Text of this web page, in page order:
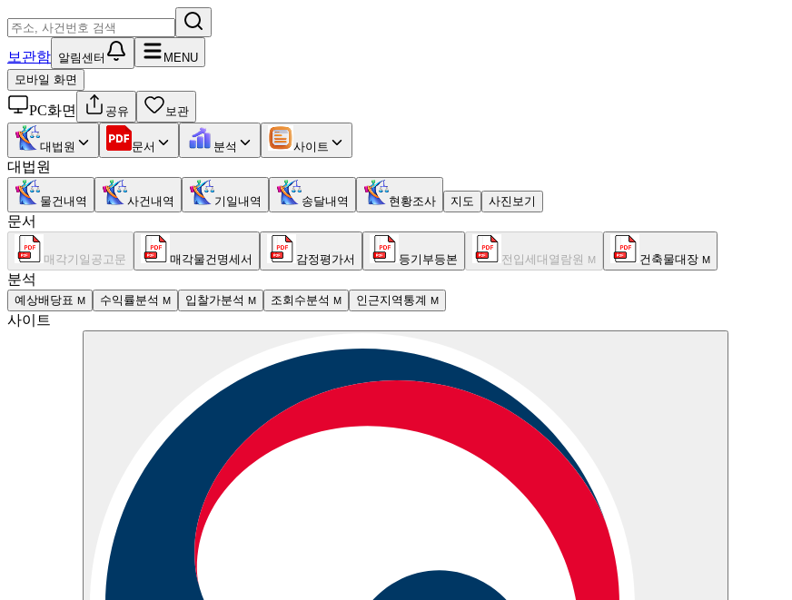
보관함 알림센터
MENU
모바일 화면
PC화면 공유 보관
대법원 문서 분석 사이트
대법원
물건내역 사건내역 기일내역 송달내역 현황조사 지도 사진보기
문서
매각기일공고문 매각물건명세서 감정평가서 등기부등본 전입세대열람원 M 건축물대장 M
분석
예상배당표 M 수익률분석 M 입찰가분석 M 조회수분석 M 인근지역통계 M
사이트